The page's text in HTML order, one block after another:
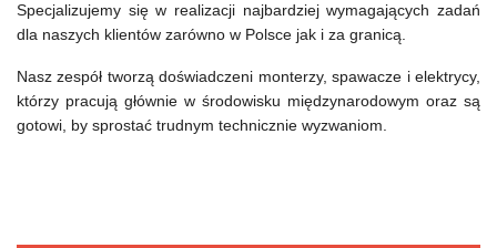
Specjalizujemy się w realizacji najbardziej wymagających zadań
dla naszych klientów zarówno w Polsce jak i za granicą.
Nasz zespół tworzą doświadczeni monterzy, spawacze i elektrycy,
którzy pracują głównie w środowisku międzynarodowym oraz są
gotowi, by sprostać trudnym technicznie wyzwaniom.